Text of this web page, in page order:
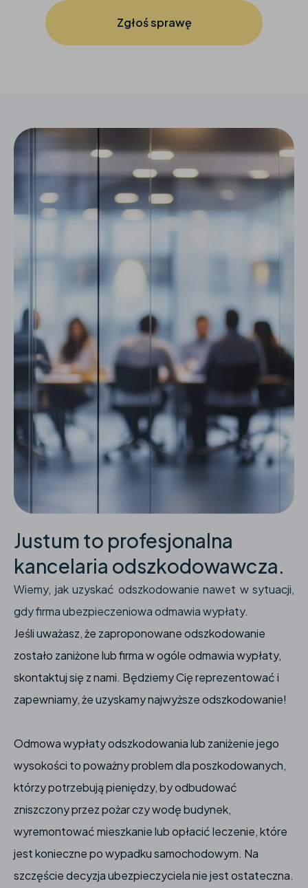
Zgłoś sprawę
Justum to profesjonalna
kancelaria odszkodowawcza.
Wiemy, jak uzyskać odszkodowanie nawet w sytuacji,
gdy firma ubezpieczeniowa odmawia wypłaty.
Jeśli uważasz, że zaproponowane odszkodowanie
zostało zaniżone lub firma w ogóle odmawia wypłaty,
skontaktuj się z nami. Będziemy Cię reprezentować i
zapewniamy, że uzyskamy najwyższe odszkodowanie!
Odmowa wypłaty odszkodowania lub zaniżenie jego
wysokości to poważny problem dla poszkodowanych,
którzy potrzebują pieniędzy, by odbudować
zniszczony przez pożar czy wodę budynek,
wyremontować mieszkanie lub opłacić leczenie, które
jest konieczne po wypadku samochodowym. Na
szczęście decyzja ubezpieczyciela nie jest ostateczna.